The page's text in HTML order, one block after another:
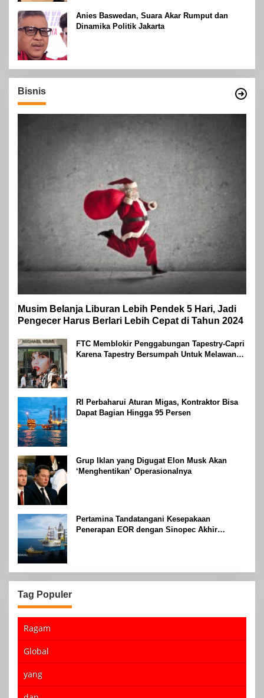
Anies Baswedan, Suara Akar Rumput dan
Dinamika Politik Jakarta
Bisnis
Musim Belanja Liburan Lebih Pendek 5 Hari, Jadi
Pengecer Harus Berlari Lebih Cepat di Tahun 2024
FTC Memblokir Penggabungan Tapestry-Capri
Karena Tapestry Bersumpah Untuk Melawan
RI Perbaharui Aturan Migas, Kontraktor Bisa
Dapat Bagian Hingga 95 Persen
Grup Iklan yang Digugat Elon Musk Akan
‘Menghentikan’ Operasionalnya
Pertamina Tandatangani Kesepakaan
Penerapan EOR dengan Sinopec Akhir
Tag Populer
Ragam
Global
yang